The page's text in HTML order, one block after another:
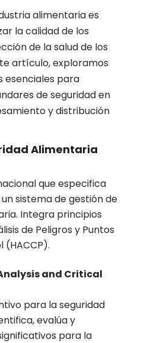
alimentaria es
la calidad de los
de la salud de los
artículo, exploramos
esenciales para
de seguridad en
y distribución
Alimentaria
que especifica
sistema de gestión de
Integra principios
de Peligros y Puntos
and Critical
para la seguridad
evalúa y
para la